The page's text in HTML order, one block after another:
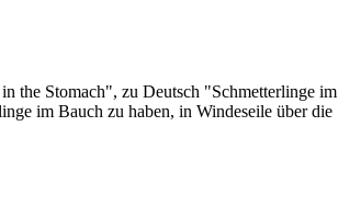
the Stomach", zu Deutsch "Schmetterlinge im
im Bauch zu haben, in Windeseile über die